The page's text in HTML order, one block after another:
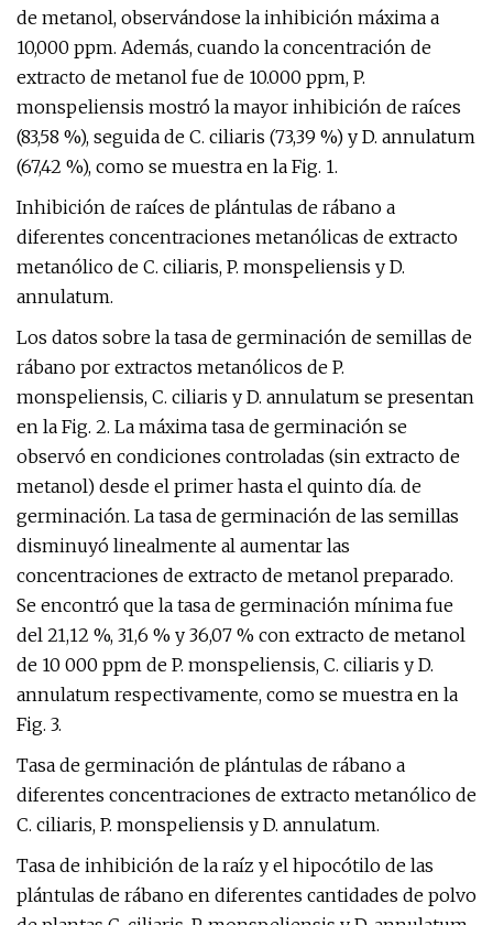
de metanol, observándose la inhibición máxima a
10,000 ppm. Además, cuando la concentración de
extracto de metanol fue de 10.000 ppm, P.
monspeliensis mostró la mayor inhibición de raíces
(83,58 %), seguida de C. ciliaris (73,39 %) y D. annulatum
(67,42 %), como se muestra en la Fig. 1.
Inhibición de raíces de plántulas de rábano a
diferentes concentraciones metanólicas de extracto
metanólico de C. ciliaris, P. monspeliensis y D.
annulatum.
Los datos sobre la tasa de germinación de semillas de
rábano por extractos metanólicos de P.
monspeliensis, C. ciliaris y D. annulatum se presentan
en la Fig. 2. La máxima tasa de germinación se
observó en condiciones controladas (sin extracto de
metanol) desde el primer hasta el quinto día. de
germinación. La tasa de germinación de las semillas
disminuyó linealmente al aumentar las
concentraciones de extracto de metanol preparado.
Se encontró que la tasa de germinación mínima fue
del 21,12 %, 31,6 % y 36,07 % con extracto de metanol
de 10 000 ppm de P. monspeliensis, C. ciliaris y D.
annulatum respectivamente, como se muestra en la
Fig. 3.
Tasa de germinación de plántulas de rábano a
diferentes concentraciones de extracto metanólico de
C. ciliaris, P. monspeliensis y D. annulatum.
Tasa de inhibición de la raíz y el hipocótilo de las
plántulas de rábano en diferentes cantidades de polvo